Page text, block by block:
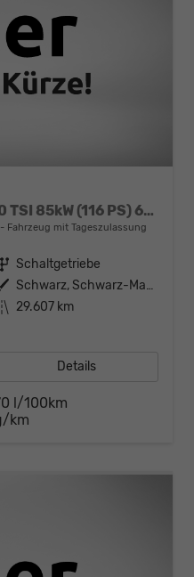
Selection (Selection) 1.0 TSI 85kW (116 PS) 6-Gang Schaltgetriebe
Fahrzeug mit Tageszulassung
Getriebe Schaltgetriebe
Außenfarbe
Schwarz, Schwarz-Magic Perleffekt (1Z)
Kilometerstand 29.607 km
Details
l/100km
km